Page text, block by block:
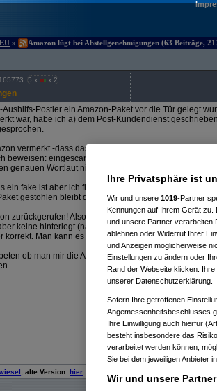
» Amazon lügt bei Abstellgenehmigungen (63 Beiträge,
5 x x 2
Postler ein Amazon-Paket vor die Tür gelegt
war, habe ich a) dem Post-Kundendienst
vermerkt -dass das Abstellen ein Kundenwunsch sei.
beweisen: eingescannt und sofort erscheint auf dem
genauen Wortlaut nicht mehr)
ein fake ist aber ich finde es eigentlich unpackbar dass
gestohlen bleibt dann der Postler auf dem Schaden
zurückgerufen! Also sie haben eine
keine hinterlegt (natürlich nicht)
korrekt. Man kann es natürlich noch als "Irrtum"
ob man mir die Abstellgenehmigung irgendwie
, alte Version: hier
Ihre Privatsphäre ist
Wir und unsere 1019-Partner
Kennungen auf Ihrem Gerät zu.
und unsere Partner verarbeiten
ablehnen oder Widerruf Ihrer
und Anzeigen möglicherweise
Einstellungen zu ändern oder
Rand der Webseite klicken.
unserer Datenschutzerklärung.
Sofern Ihre getroffenen
Angemessenheitsbeschlusses
Ihre Einwilligung auch hierfür
besteht insbesondere das
verarbeitet werden können,
Sie bei dem jeweiligen Anbieter
Wir und unsere